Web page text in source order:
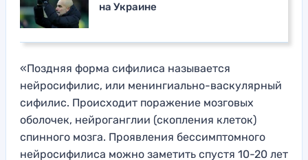
на Украине
«Поздняя форма сифилиса называется
нейросифилис, или менингиально-васкулярный
сифилис. Происходит поражение мозговых
оболочек, нейроганглии (скопления клеток)
спинного мозга. Проявления бессимптомного
нейросифилиса можно заметить спустя 10-20 лет